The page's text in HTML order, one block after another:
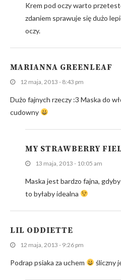
Krem pod oczy warto
zdaniem sprawuje się dużo
oczy.
MARIANNA GREENLEAF
12 maja, 2013 - 8:43 pm
Dużo fajnych rzeczy :3 Maska do
cudowny
MY STRAWBERRY
13 maja, 2013 - 10:05 am
Maska jest bardzo fajna,
to byłaby idealna
LIL ODDIETTE
12 maja, 2013 - 9:26 pm
Podrap psiaka za uchem śliczny